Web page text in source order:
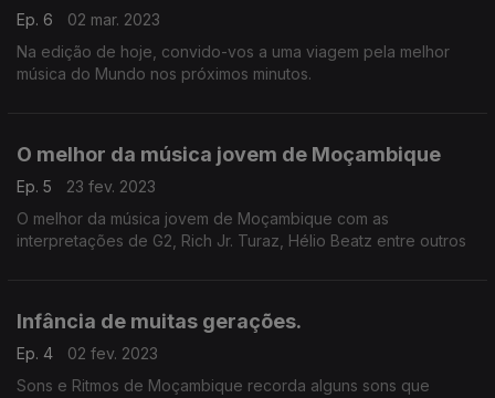
Ep. 6
02 mar. 2023
Na edição de hoje, convido-vos a uma viagem pela melhor
música do Mundo nos próximos minutos.
O melhor da música jovem de Moçambique
Ep. 5
23 fev. 2023
O melhor da música jovem de Moçambique com as
interpretações de G2, Rich Jr. Turaz, Hélio Beatz entre outros
Infância de muitas gerações.
Ep. 4
02 fev. 2023
Sons e Ritmos de Moçambique recorda alguns sons que